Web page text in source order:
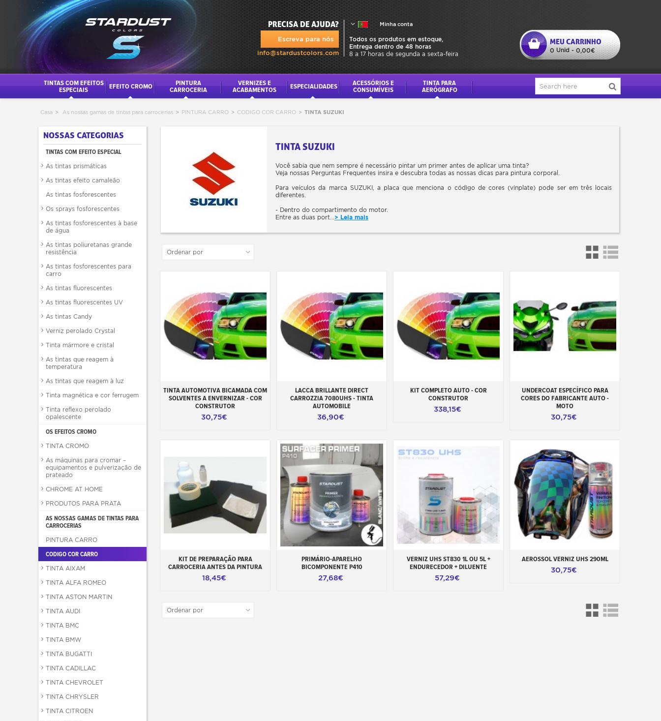
MEU CARRINHO
0 Unid - 0,00€
PRECISA DE AJUDA?
Escreva para nós
info@stardustcolors.com
Minha conta
Todos os produtos em estoque,
Entrega dentro de 48 horas
8 a 17 horas de segunda a sexta-feira
TINTAS COM EFEITOS
ESPECIAIS
EFEITO CROMO
PINTURA
CARROCERIA
VERNIZES E
ACABAMENTOS
ESPECIALIDADES
ACESSÓRIOS E
CONSUMÍVEIS
TINTA PARA
AERÓGRAFO
Casa > As nossas gamas de tintas para carrocerias > PINTURA CARRO > CODIGO COR CARRO > TINTA SUZUKI
NOSSAS CATEGORIAS
TINTAS COM EFEITO ESPECIAL
As tintas prismáticas
As tintas efeito camaleão
As tintas fosforescentes
Os sprays fosforescentes
As tintas fosforescentes à base
de água
As tintas poliuretanas grande
resistência
As tintas fosforescentes para
carro
As tintas fluorescentes
As tintas fluorescentes UV
As tintas Candy
Verniz perolado Crystal
Tinta mármore e cristal
As tintas que reagem à
temperatura
As tintas que reagem à luz
Tinta magnética e cor ferrugem
Tinta reflexo perolado
opalescente
OS EFEITOS CROMO
TINTA CROMO
As máquinas para cromar –
equipamentos e pulverização de
prateado
CHROME AT HOME
PRODUTOS PARA PRATA
AS NOSSAS GAMAS DE TINTAS PARA
CARROCERIAS
PINTURA CARRO
CODIGO COR CARRO
TINTA AIXAM
TINTA ALFA ROMEO
TINTA ASTON MARTIN
TINTA AUDI
TINTA BMC
TINTA BMW
TINTA BUGATTI
TINTA CADILLAC
TINTA CHEVROLET
TINTA CHRYSLER
TINTA CITROEN
TINTA SUZUKI
Você sabia que nem sempre é necessário pintar um primer antes de aplicar uma tinta?
Veja nossas Perguntas Frequentes insira e descubra todas as nossas dicas para pintura corporal.
Para veículos da marca SUZUKI, a placa que menciona o código de cores (vinplate) pode ser em três locais
diferentes.
- Dentro do compartimento do motor.
Entre as duas port...> Leia mais
Ordenar por
Adicionar ao carrinho
TINTA AUTOMOTIVA BICAMADA COM
SOLVENTES A ENVERNIZAR - COR
CONSTRUTOR
30,75€
Adicionar ao carrinho
LACCA BRILLANTE DIRECT
CARROZZIA 7080UHS - TINTA
AUTOMOBILE
36,90€
Adicionar ao carrinho
KIT COMPLETO AUTO - COR
CONSTRUTOR
338,15€
Adicionar ao carrinho
UNDERCOAT ESPECÍFICO PARA
CORES DO FABRICANTE AUTO -
MOTO
30,75€
Adicionar ao carrinho
KIT DE PREPARAÇÃO PARA
CARROCERIA ANTES DA PINTURA
18,45€
Adicionar ao carrinho
PRIMÁRIO-APARELHO
BICOMPONENTE P410
27,68€
Adicionar ao carrinho
VERNIZ UHS ST830 1L OU 5L +
ENDURECEDOR + DILUENTE
57,29€
Adicionar ao carrinho
AEROSSOL VERNIZ UHS 290ML
30,75€
Ordenar por